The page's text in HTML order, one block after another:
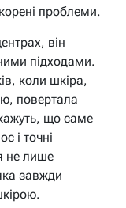
проблеми.
він
підходами.
коли шкіра,
повертала
що саме
і точні
не лише
завжди